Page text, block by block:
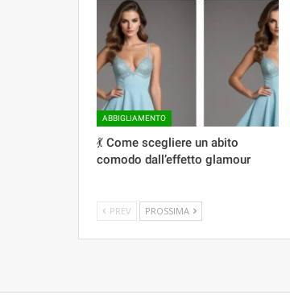
ABBIGLIAMENTO
💃 Come scegliere un abito
comodo dall’effetto glamour
PREV PROSSIMA